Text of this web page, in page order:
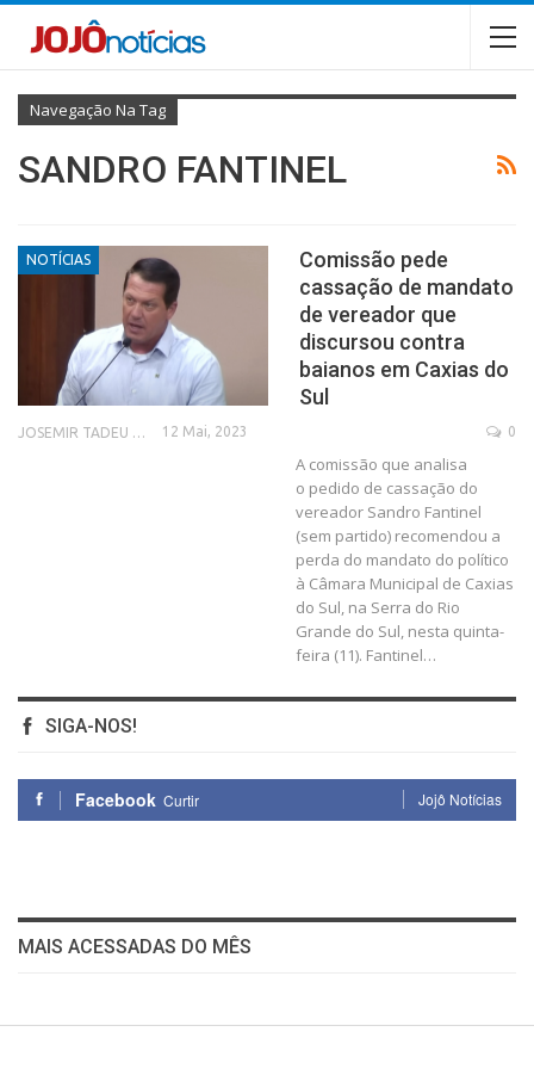
Navegação Na Tag
SANDRO FANTINEL
NOTÍCIAS
Comissão pede
cassação de mandato
de vereador que
discursou contra
baianos em Caxias do
Sul
12 Mai, 2023 0
A comissão que analisa
o pedido de cassação do
vereador Sandro Fantinel
(sem partido) recomendou a
perda do mandato do político
à Câmara Municipal de Caxias
do Sul, na Serra do Rio
Grande do Sul, nesta quinta-
feira (11). Fantinel…
SIGA-NOS!
Facebook Curtir Jojô Notícias
MAIS ACESSADAS DO MÊS